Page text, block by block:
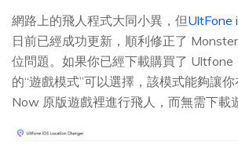
網路上的飛人程式大同小異，但UltFone
日前已經成功更新，順利修正了
位問題。如果你已經下載購買了 Ultfone
的“遊戲模式”可以選擇，該模式能夠讓
Now 原版遊戲裡進行飛人，而無需下載